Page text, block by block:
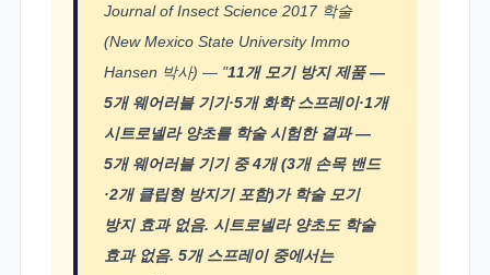
Journal of Insect Science 2017 학술
(New Mexico State University Immo
Hansen 박사) — "11개 모기 방지 제품 —
5개 웨어러블 기기·5개 화학 스프레이·1개
시트로넬라 양초를 학술 시험한 결과 —
5개 웨어러블 기기 중 4개 (3개 손목 밴드
·2개 클립형 방지기 포함)가 학술 모기
방지 효과 없음. 시트로넬라 양초도 학술
효과 없음. 5개 스프레이 중에서는